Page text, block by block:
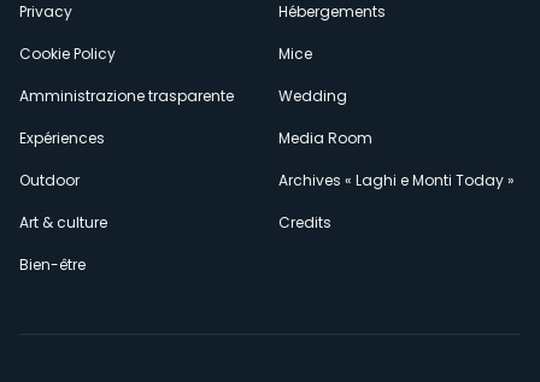
Privacy
Cookie Policy
Amministrazione trasparente
Expériences
Outdoor
Art & culture
Bien-être
Hébergements
Mice
Wedding
Media Room
Archives « Laghi e Monti Today »
Credits